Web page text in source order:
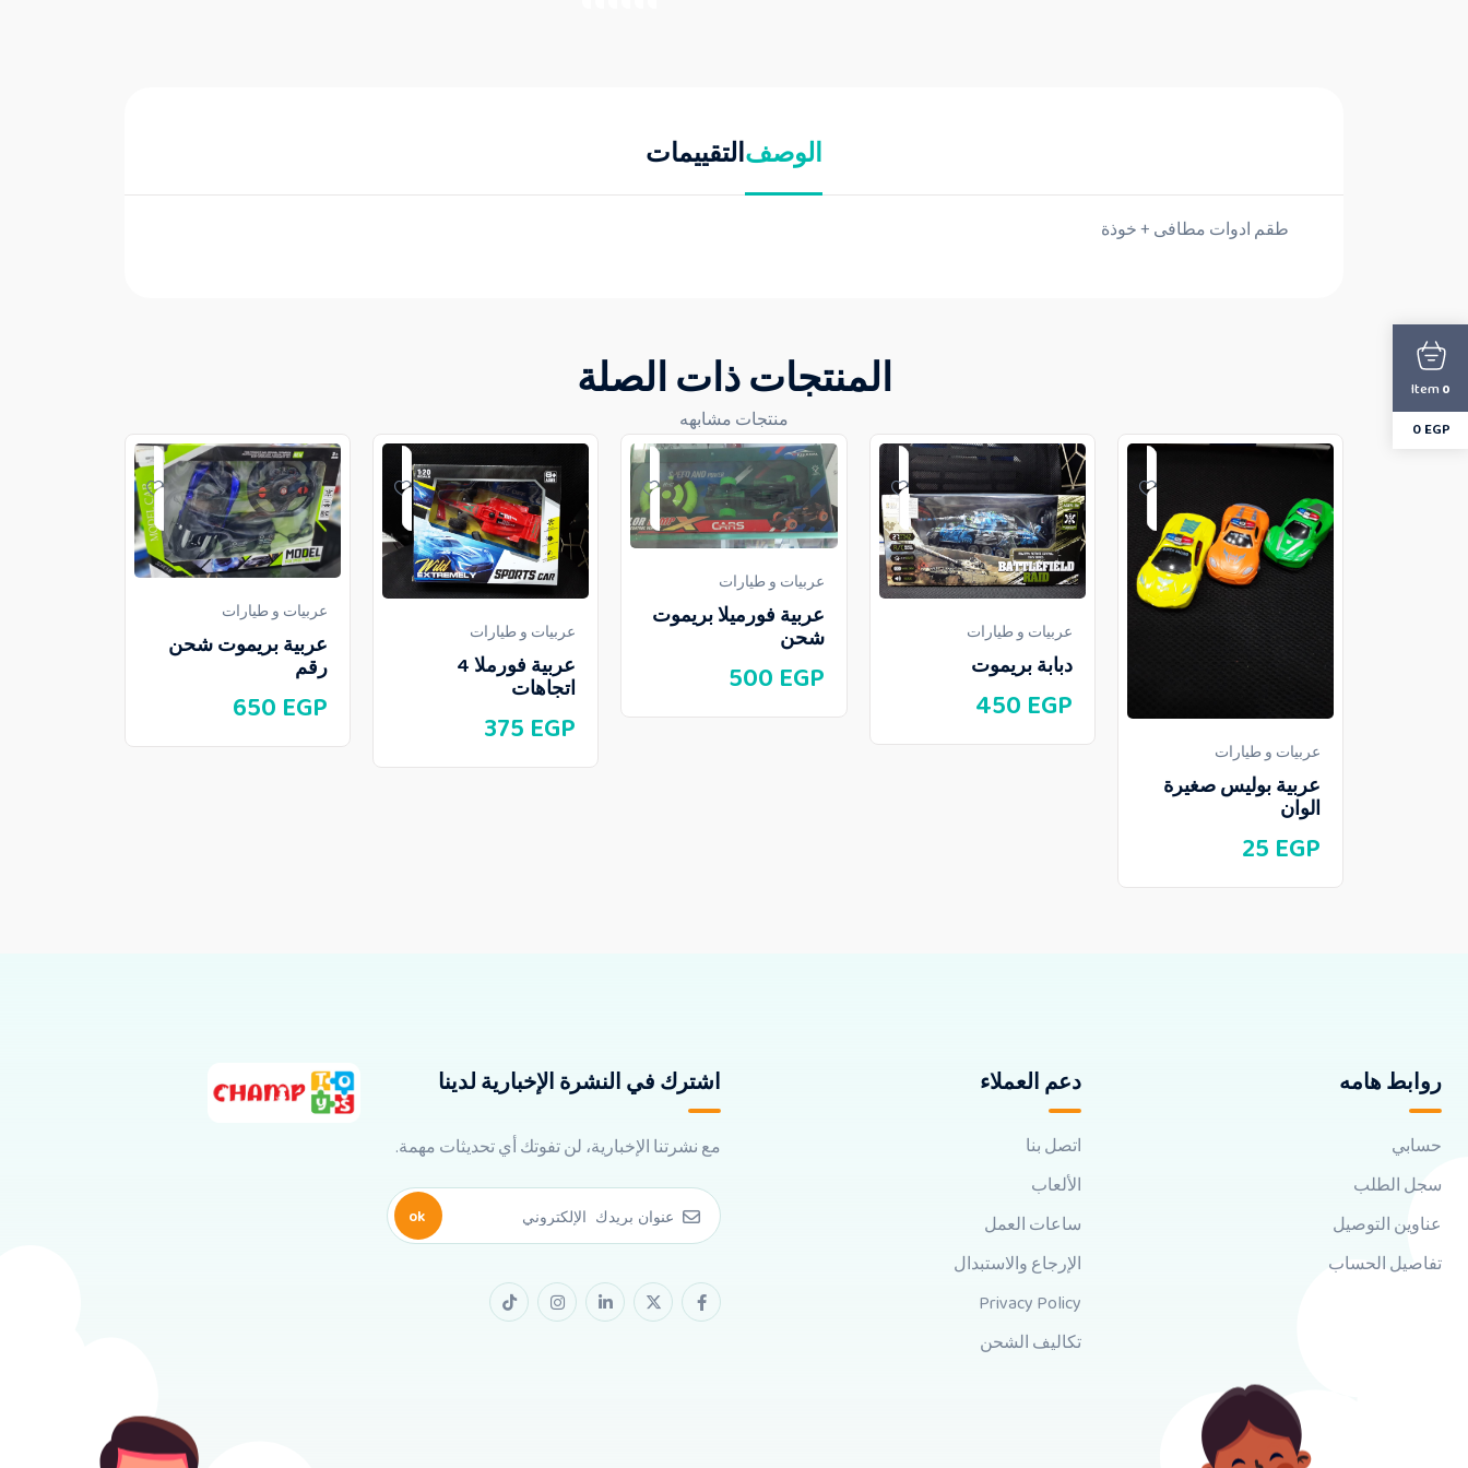
الوصفالتقييمات
طقم ادوات مطافى + خوذة
المنتجات ذات الصلة
منتجات مشابهه
عربيات و طيارات
عربية بوليس صغيرة
الوان
25 EGP
عربيات و طيارات
دبابة بريموت
450 EGP
عربيات و طيارات
عربية فورميلا بريموت
شحن
500 EGP
عربيات و طيارات
عربية فورملا 4
اتجاهات
375 EGP
عربيات و طيارات
عربية بريموت شحن
رقم
650 EGP
روابط هامه
حسابي
سجل الطلب
عناوين التوصيل
تفاصيل الحساب
دعم العملاء
اتصل بنا
الألعاب
ساعات العمل
الإرجاع والاستبدال
Privacy Policy
تكاليف الشحن
اشترك في النشرة الإخبارية لدينا
مع نشرتنا الإخبارية، لن تفوتك أي تحديثات مهمة.
ok
0
Item
0EGP